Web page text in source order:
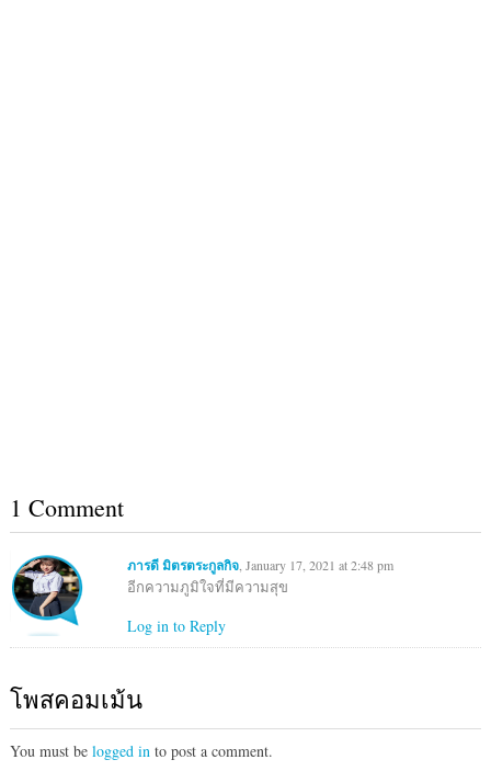
1 Comment
ภารดี มิตรตระกูลกิจ, January 17, 2021 at 2:48 pm
อีกความภูมิใจที่มีความสุข
Log in to Reply
โพสคอมเม้น
You must be logged into post a comment.